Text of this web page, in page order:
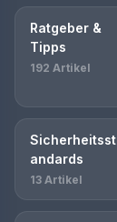
Ratgeber &
Tipps
192 Artikel
Sicherheitsst
andards
13 Artikel